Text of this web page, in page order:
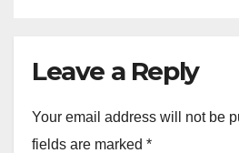
Leave a Reply
Your email address will not be
fields are marked *